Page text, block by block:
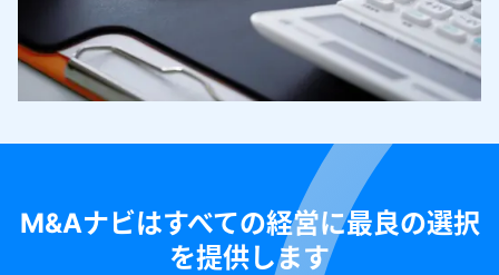
M&Aナビはすべての経営に最良の選択
を提供します